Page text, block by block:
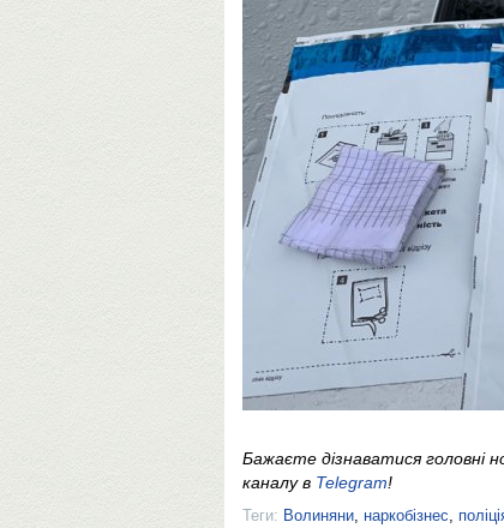
Бажаєте дізнаватися головні
каналу в Telegram!
Теги: Волиняни наркобізнес